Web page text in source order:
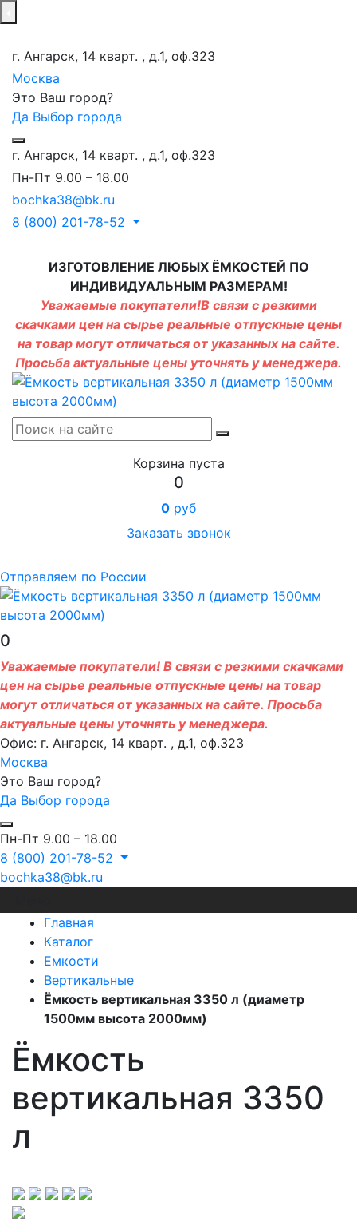
г. Ангарск, 14 кварт. , д.1, оф.323
Москва
Это Ваш город?
Да Выбор города
г. Ангарск, 14 кварт. , д.1, оф.323
Пн-Пт 9.00 – 18.00
bochka38@bk.ru
8 (800) 201-78-52
ИЗГОТОВЛЕНИЕ ЛЮБЫХ ЁМКОСТЕЙ ПО
ИНДИВИДУАЛЬНЫМ РАЗМЕРАМ!
Уважаемые покупатели!В связи с резкими
скачками цен на сырье реальные отпускные цены
на товар могут отличаться от указанных на сайте.
Просьба актуальные цены уточнять у менеджера.
Корзина пуста
0
0 руб
Заказать звонок
Отправляем по России
0
Уважаемые покупатели! В связи с резкими скачками
цен на сырье реальные отпускные цены на товар
могут отличаться от указанных на сайте. Просьба
актуальные цены уточнять у менеджера.
Офис: г. Ангарск, 14 кварт. , д.1, оф.323
Москва
Это Ваш город?
Да Выбор города
Пн-Пт 9.00 – 18.00
8 (800) 201-78-52
bochka38@bk.ru
Главная
Каталог
Емкости
Вертикальные
Ёмкость вертикальная 3350 л (диаметр
1500мм высота 2000мм)
Ёмкость
вертикальная 3350
л